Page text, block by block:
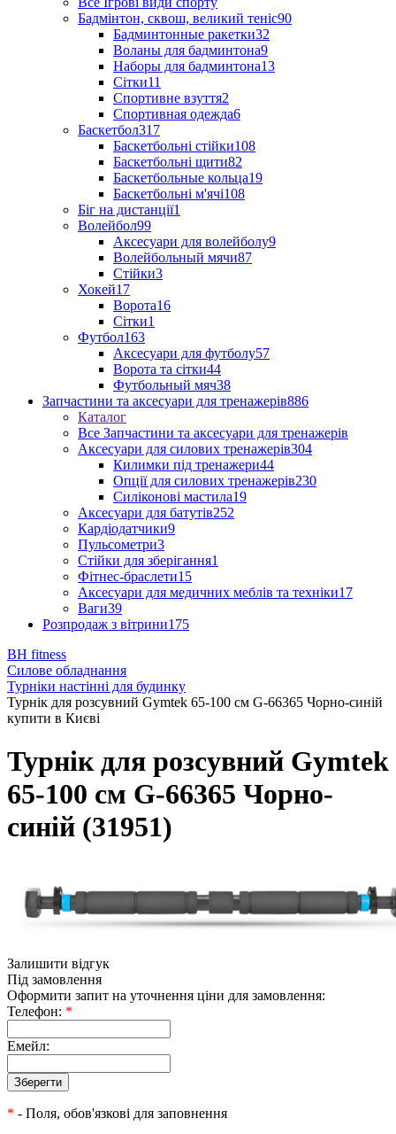
Бадмінтон, сквош, великий теніс90
Бадминтонные ракетки32
Воланы для бадминтона9
Наборы для бадминтона13
Сітки11
Спортивне взуття2
Спортивная одежда6
Баскетбол317
Баскетбольні стійки108
Баскетбольні щити82
Баскетбольные кольца19
Баскетбольні м'ячі108
Біг на дистанції1
Волейбол99
Аксесуари для волейболу9
Волейбольный мячи87
Стійки3
Хокей17
Ворота16
Сітки1
Футбол163
Аксесуари для футболу57
Ворота та сітки44
Футбольный мяч38
Запчастини та аксесуари для тренажерів886
Каталог
Все Запчастини та аксесуари для тренажерів
Аксесуари для силових тренажерів304
Килимки під тренажери44
Опції для силових тренажерів230
Силіконові мастила19
Аксесуари для батутів252
Кардіодатчики9
Пульсометри3
Стійки для зберігання1
Фітнес-браслети15
Аксесуари для медичних меблів та техніки17
Ваги39
Розпродаж з вітрини175
BH fitness
Силове обладнання
Турніки настінні для будинку
Турнік для розсувний Gymtek 65-100 см G-66365 Чорно-синій
купити в Києві
Турнік для розсувний Gymtek
65-100 см G-66365 Чорно-
синій (31951)
Залишити відгук
Під замовлення
Оформити запит на уточнення ціни для замовлення:
Телефон: *
Емейл:
* - Поля, обов'язкові для заповнення